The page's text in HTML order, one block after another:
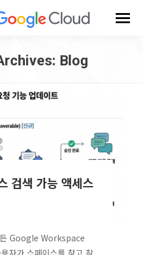
Blog
검색 가능 액세스
든 Google Workspace